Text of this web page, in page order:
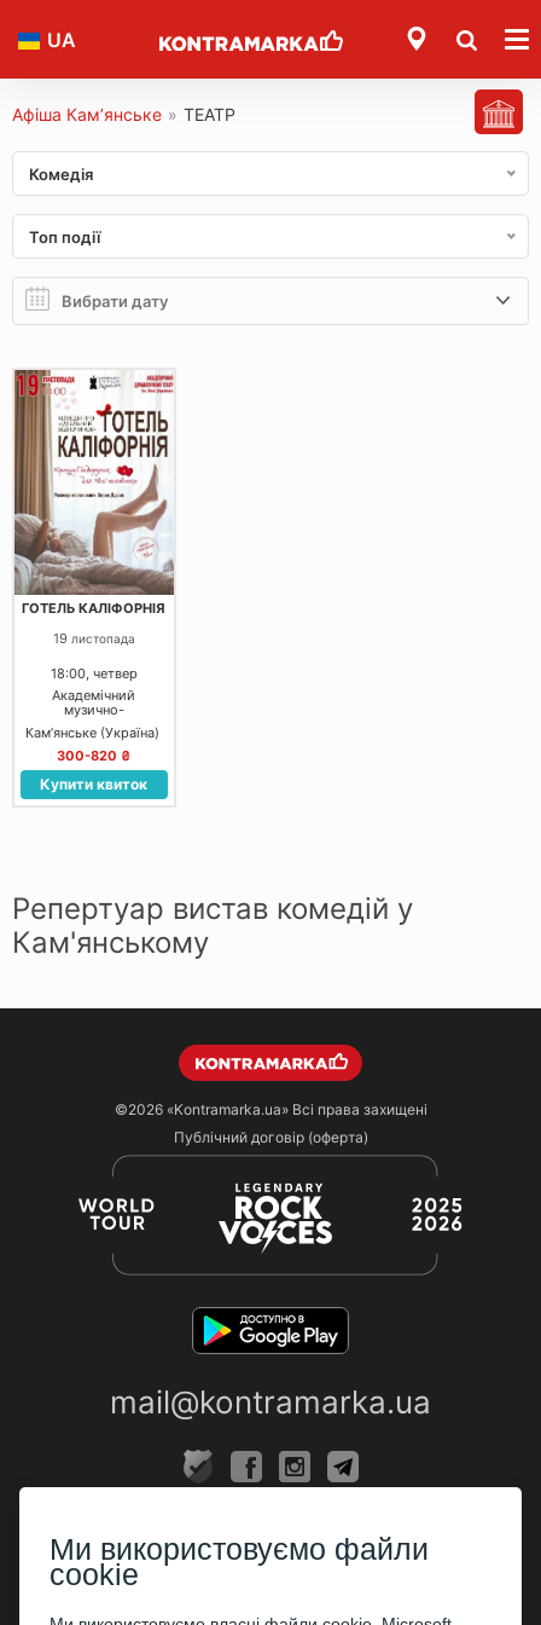
UA
Афіша Кам’янське » ТЕАТР
Комедія
Топ події
ГОТЕЛЬ КАЛІФОРНІЯ
19 листопада
18:00, четвер
Академічний
музично-
драматичний театр
імені Лесі Українки
(Основна сцена)
Кам’янське (Україна)
300-820 ₴
Купити квиток
Репертуар вистав комедій у
Кам'янському
©2026 «Kontramarka.ua»Всі права захищені
Публічний договір (оферта)
mail@kontramarka.ua
Каси
Ми використовуємо файли
cookie